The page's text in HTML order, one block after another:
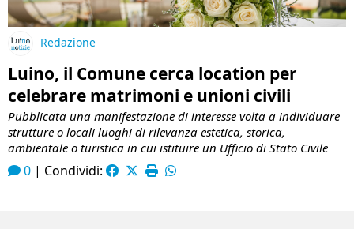
Redazione
Luino, il Comune cerca location per
celebrare matrimoni e unioni civili
Pubblicata una manifestazione di interesse volta a individuare
strutture o locali luoghi di rilevanza estetica, storica,
ambientale o turistica in cui istituire un Ufficio di Stato Civile
0 | Condividi: